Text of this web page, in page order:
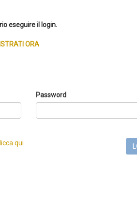
eseguire il login.
ORA
Password
qui